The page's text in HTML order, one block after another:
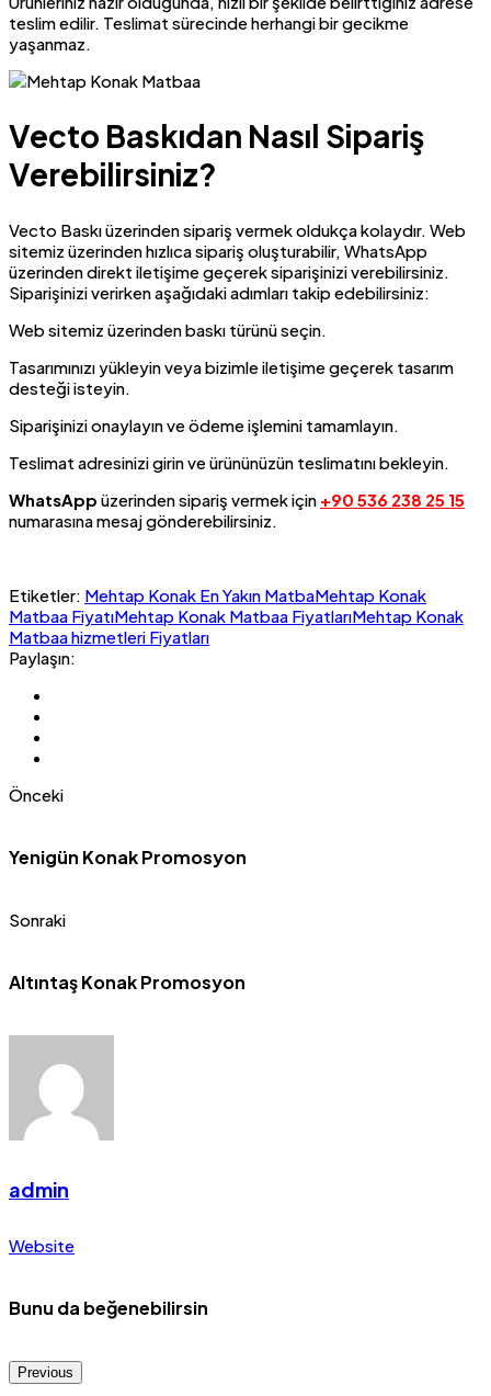
teslim edilir. Teslimat sürecinde herhangi bir gecikme
yaşanmaz.
Vecto Baskıdan Nasıl Sipariş
Verebilirsiniz?
Vecto Baskı üzerinden sipariş vermek oldukça kolaydır. Web
sitemiz üzerinden hızlıca sipariş oluşturabilir, WhatsApp
üzerinden direkt iletişime geçerek siparişinizi verebilirsiniz.
Siparişinizi verirken aşağıdaki adımları takip edebilirsiniz:
Web sitemiz üzerinden baskı türünü seçin.
Tasarımınızı yükleyin veya bizimle iletişime geçerek tasarım
desteği isteyin.
Siparişinizi onaylayın ve ödeme işlemini tamamlayın.
Teslimat adresinizi girin ve ürününüzün teslimatını bekleyin.
WhatsApp üzerinden sipariş vermek için +90 536 238 25 15
numarasına mesaj gönderebilirsiniz.
Etiketler: Mehtap Konak En Yakın MatbaMehtap Konak
Matbaa FiyatıMehtap Konak Matbaa FiyatlarıMehtap Konak
Matbaa hizmetleri Fiyatları
Paylaşın:
Önceki
Yenigün Konak Promosyon
Sonraki
Altıntaş Konak Promosyon
admin
Website
Bunu da beğenebilirsin
Previous